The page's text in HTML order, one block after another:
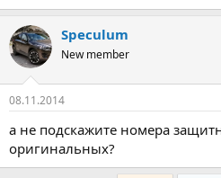
Speculum
New member
08.11.2014
а не подскажите номера
оригинальных?